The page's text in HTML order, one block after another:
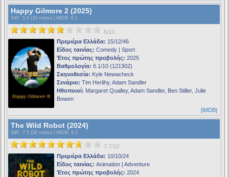
Happy Gilmore 2 (2025)
S4F : 5.9 (10 votes) | iMDB: 6.1
6/10
Πρεμιέρα Ελλάδα: 15/12/46
Είδος ταινίας: Comedy | Sport
Έτος πρώτης προβολής: 2025
Βαθμολογία: 6.1/10 (121302)
Σκηνοθεσία: Kyle Newacheck
Σενάριο: Tim Herlihy, Adam Sandler
Ηθοποιοί: Margaret Qualley, Adam Sandler, Ben Stiller, Julie
Bowen
[iMDB]
The Wild Robot (2024)
S4F : 7.5 (32 votes) | iMDB: 8.2
7.7/10
Πρεμιέρα Ελλάδα: 10/10/24
Είδος ταινίας: Animation | Adventure
Έτος πρώτης προβολής: 2024